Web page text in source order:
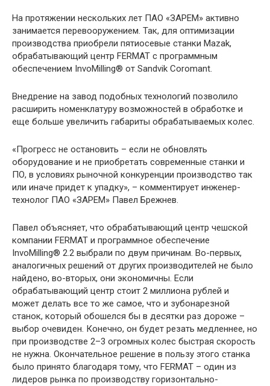
На протяжении нескольких лет ПАО «ЗАРЕМ» активно
занимается перевооружением. Так, для оптимизации
производства приобрели пятиосевые станки Mazak,
обрабатывающий центр FERMAT с программным
обеспечением InvoMilling® от Sandvik Coromant.
Внедрение на завод подобных технологий позволило
расширить номенклатуру возможностей в обработке и
еще больше увеличить габариты обрабатываемых колес.
«Прогресс не остановить – если не обновлять
оборудование и не приобретать современные станки и
ПО, в условиях рыночной конкуренции производство так
или иначе придет к упадку», – комментирует инженер-
технолог ПАО «ЗАРЕМ» Павел Брежнев.
Павел объясняет, что обрабатывающий центр чешской
компании FERMAT и программное обеспечение
InvoMilling® 2.2 выбрали по двум причинам. Во-первых,
аналогичных решений от других производителей не было
найдено, во-вторых, они экономичны. Если
обрабатывающий центр стоит 2 миллиона рублей и
может делать все то же самое, что и зубонарезной
станок, который обошелся бы в десятки раз дороже –
выбор очевиден. Конечно, он будет резать медленнее, но
при производстве 2–3 огромных колес быстрая скорость
не нужна. Окончательное решение в пользу этого станка
было принято благодаря тому, что FERMAT – один из
лидеров рынка по производству горизонтально-